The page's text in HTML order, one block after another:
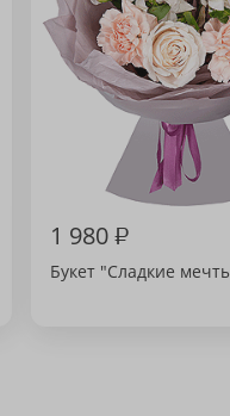
1 980₽
Букет "Сладкие